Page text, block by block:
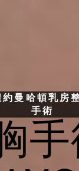
約曼哈頓乳房
手術